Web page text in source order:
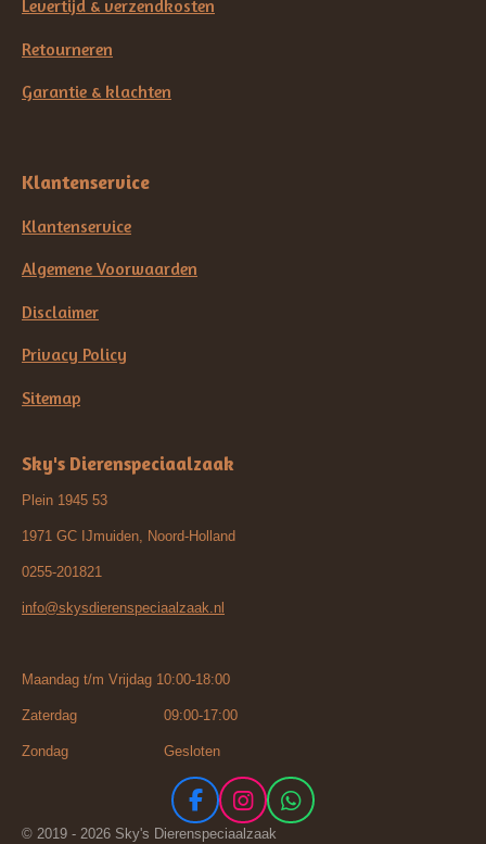
Levertijd & verzendkosten
Retourneren
Garantie & klachten
Klantenservice
Klantenservice
Algemene Voorwaarden
Disclaimer
Privacy Policy
Sitemap
Sky's Dierenspeciaalzaak
Plein 1945 53
1971 GC IJmuiden, Noord-Holland
0255-201821
info@skysdierenspeciaalzaak.nl
Maandag t/m Vrijdag 10:00-18:00
Zaterdag 09:00-17:00
Zondag Gesloten
F
a
I
n
W
© 2019 - 2026 Sky's Dierenspeciaalzaak